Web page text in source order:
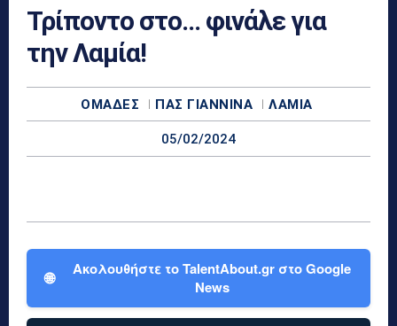
Τρίποντο στο… φινάλε για
την Λαμία!
ΟΜΆΔΕΣ ΠΑΣ ΓΙΆΝΝΙΝΑ ΛΑΜΊΑ
05/02/2024
🌐
Ακολουθήστε το TalentAbout.gr στο Google
News